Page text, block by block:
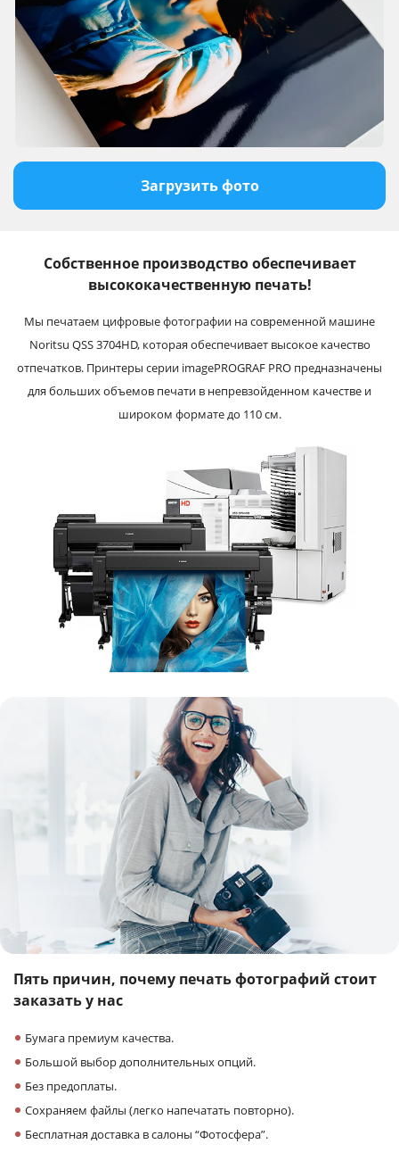
Загрузить фото
Собственное производство обеспечивает
высококачественную печать!
Мы печатаем цифровые фотографии на современной машине
Noritsu QSS 3704HD, которая обеспечивает высокое качество
отпечатков. Принтеры серии imagePROGRAF PRO предназначены
для больших объемов печати в непревзойденном качестве и
широком формате до 110 см.
Пять причин, почему печать фотографий стоит
заказать у нас
Бумага премиум качества.
Большой выбор дополнительных опций.
Без предоплаты.
Сохраняем файлы (легко напечатать повторно).
Бесплатная доставка в салоны “Фотосфера”.